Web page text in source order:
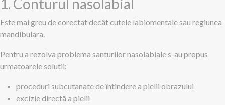
1. Conturul nasolabial
Este mai greu de corectat decât cutele labiomentale sau regiunea
mandibulara.
Pentru a rezolva problema santurilor nasolabiale s-au propus
urmatoarele solutii:
proceduri subcutanate de întindere a pielii obrazului
excizie directã a pielii